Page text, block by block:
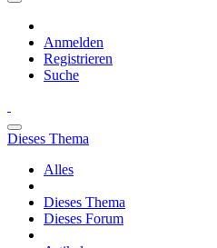
Anmelden
Registrieren
Suche
Dieses Thema
Alles
Dieses Thema
Dieses Forum